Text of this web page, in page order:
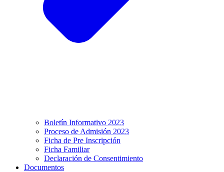
Boletín Informativo 2023
Proceso de Admisión 2023
Ficha de Pre Inscripción
Ficha Familiar
Declaración de Consentimiento
Documentos